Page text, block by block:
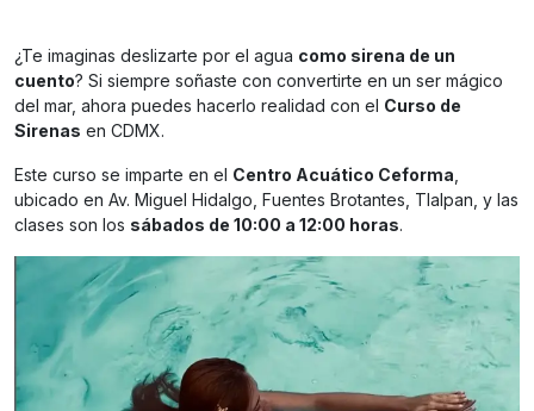
¿Te imaginas deslizarte por el agua como sirena de un
cuento? Si siempre soñaste con convertirte en un ser mágico
del mar, ahora puedes hacerlo realidad con el Curso de
Sirenas en CDMX.
Este curso se imparte en el Centro Acuático Ceforma,
ubicado en Av. Miguel Hidalgo, Fuentes Brotantes, Tlalpan, y las
clases son los sábados de 10:00 a 12:00 horas.